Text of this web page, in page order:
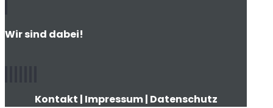
Wir sind dabei!
Kontakt | Impressum| Datenschutz